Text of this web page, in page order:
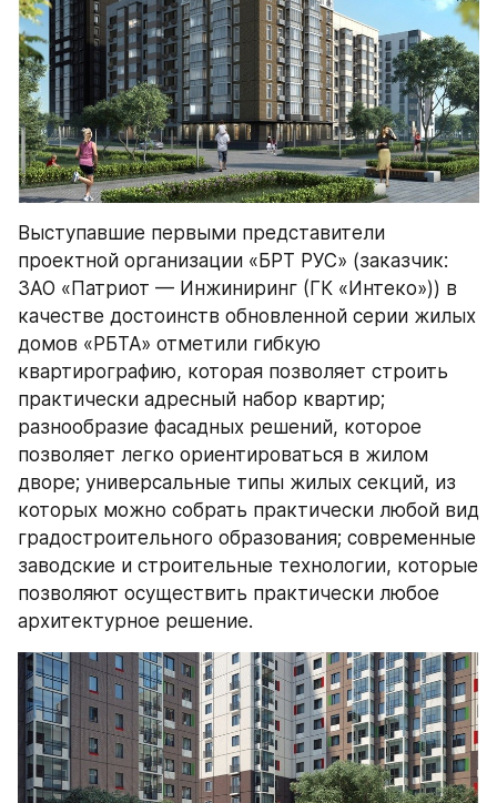
Выступавшие первыми представители
проектной организации «БРТ РУС» (заказчик:
ЗАО «Патриот — Инжиниринг (ГК «Интеко»)) в
качестве достоинств обновленной серии жилых
домов «РБТА» отметили гибкую
квартирографию, которая позволяет строить
практически адресный набор квартир;
разнообразие фасадных решений, которое
позволяет легко ориентироваться в жилом
дворе; универсальные типы жилых секций, из
которых можно собрать практически любой вид
градостроительного образования; современные
заводские и строительные технологии, которые
позволяют осуществить практически любое
архитектурное решение.